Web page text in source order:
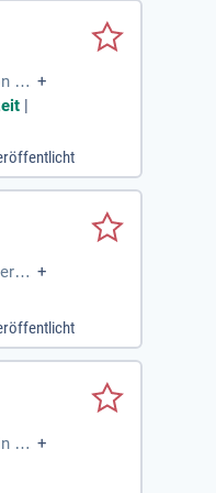
Kü +
|
+
ein
s
+